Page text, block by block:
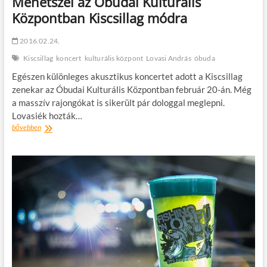
Központban Kiscsillag módra
2016.02.24.
Kiscsillag koncert kulturális központ Lovasi András óbuda
Egészen különleges akusztikus koncertet adott a Kiscsillag
zenekar az Óbudai Kulturális Központban február 20-án. Még
a masszív rajongókat is sikerült pár dologgal meglepni.
Lovasiék hozták…
bővebbenMenetszél
Kulturális
módra